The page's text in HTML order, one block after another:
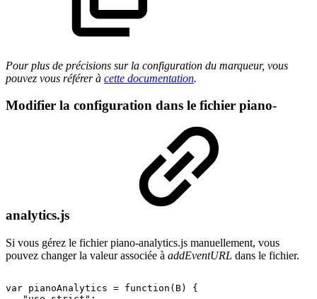
Pour plus de précisions sur la configuration du marqueur, vous
pouvez vous référer à cette documentation.
Modifier la configuration dans le fichier piano-
analytics.js
Si vous gérez le fichier piano-analytics.js manuellement, vous
pouvez changer la valeur associée à addEventURL dans le fichier.
var pianoAnalytics = function(B)
{